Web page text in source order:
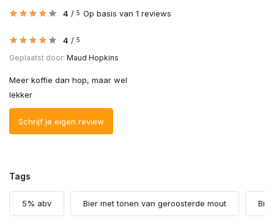
4 / 5 Op basis van 1 reviews
4 / 5
Geplaatst door: Maud Hopkins
Meer koffie dan hop, maar wel
lekker
Schrijf je eigen review
Tags
5% abv Bier met tonen van geroosterde mout